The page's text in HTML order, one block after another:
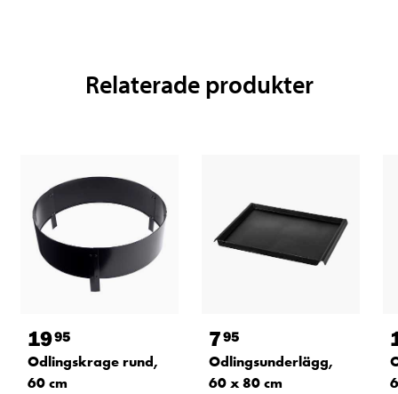
Relaterade produkter
1995
Odlingskrage rund,
60 cm
795
Odlingsunderlägg,
60 x 80 cm